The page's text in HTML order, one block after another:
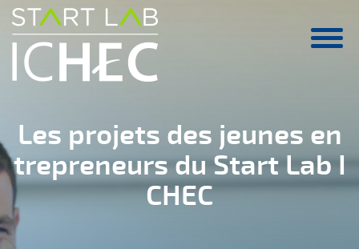
Aller au contenu principal
Les projets des jeunes en
trepreneurs du Start Lab I
CHEC